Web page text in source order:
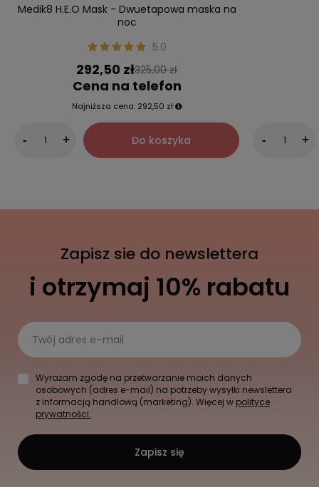
Medik8 H.E.O Mask - Dwuetapowa maska na
noc
5.0
292,50 zł325,00 zł
Cena na telefon
Najniższa cena: 292,50 zł
- + Do koszyka - +
Zapisz sie do newslettera
i otrzymaj 10% rabatu
Twój adres e-mail
Wyrażam zgodę na przetwarzanie moich danych
osobowych (adres e-mail) na potrzeby wysyłki newslettera
z informacją handlową (marketing). Więcej w polityce
prywatności.
Zapisz się